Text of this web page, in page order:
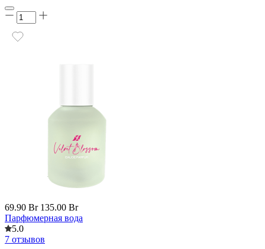
69.90 Br 135.00 Br
Парфюмерная вода
5.0
7 отзывов